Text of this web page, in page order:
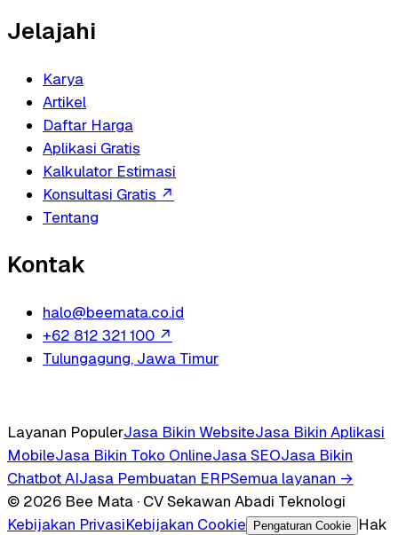
Jelajahi
Karya
Artikel
Daftar Harga
Aplikasi Gratis
Kalkulator Estimasi
Konsultasi Gratis ↗
Tentang
Kontak
halo@beemata.co.id
+62 812 321 100 ↗
Tulungagung, Jawa Timur
Layanan PopulerJasa Bikin WebsiteJasa Bikin Aplikasi
MobileJasa Bikin Toko OnlineJasa SEOJasa Bikin
Chatbot AIJasa Pembuatan ERPSemua layanan →
© 2026 Bee Mata · CV Sekawan Abadi Teknologi
Kebijakan PrivasiKebijakan Cookie Pengaturan Cookie
Hak